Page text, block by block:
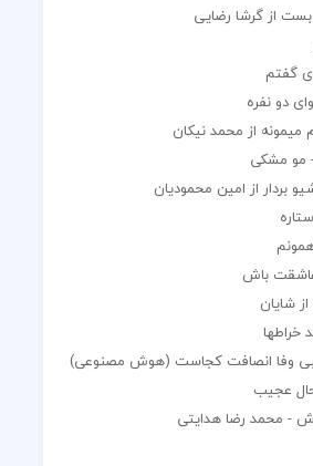
از گرشا رضایی
گفتم
دو نفره
میمونه از محمد نیکان
مو مشکی
بردار از امین محمودیان
باش
شایان
خراطها
وفا انصافت کجاست (هوش مصنوعی)
عجیب
- محمد رضا هدایتی